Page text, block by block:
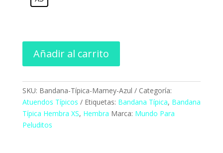
Añadir al carrito
SKU: Bandana-Típica-Mamey-Azul
Categoría:
Atuendos Típicos
Etiquetas: Bandana Típica, Bandana
Típica Hembra XS, Hembra Marca: Mundo Para
Peluditos